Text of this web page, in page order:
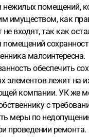
нежилых помещений,
имуществом, как
не входят, так как
помещений
малоинтересна.
обеспечить
элементов лежит на
компании. УК же
с
меры по
проведении ремонта.